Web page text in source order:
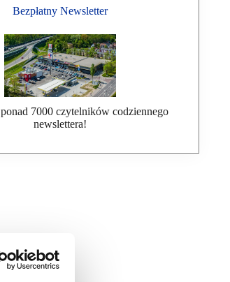
Bezpłatny Newsletter
7000 czytelników codziennego
newslettera!